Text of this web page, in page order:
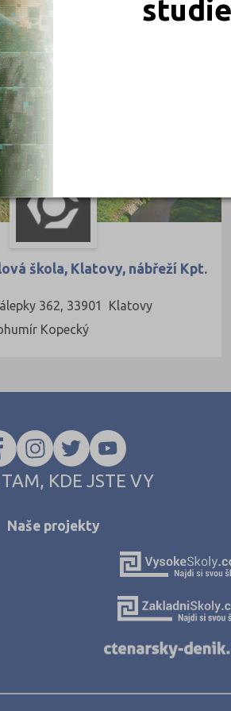
(2)
(6)
škola, Klatovy, nábřeží Kpt.
362, 33901 Klatovy
Kopecký
KDE JSTE VY
Naše projekty